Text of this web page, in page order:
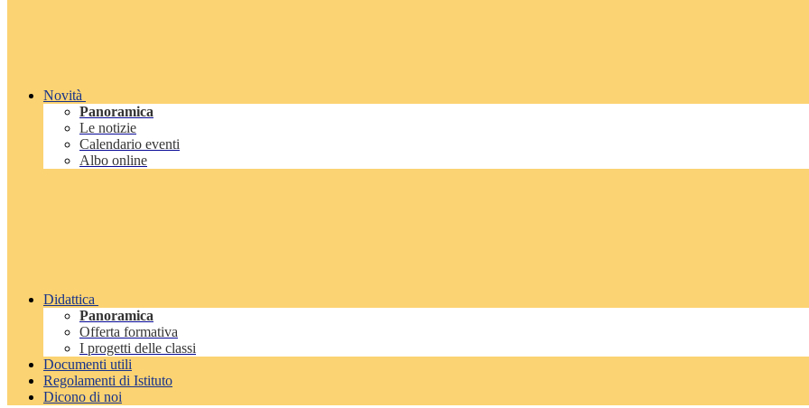
Novità
Panoramica
Le notizie
Calendario eventi
Albo online
Didattica
Panoramica
Offerta formativa
I progetti delle classi
Documenti utili
Regolamenti di Istituto
Dicono di noi